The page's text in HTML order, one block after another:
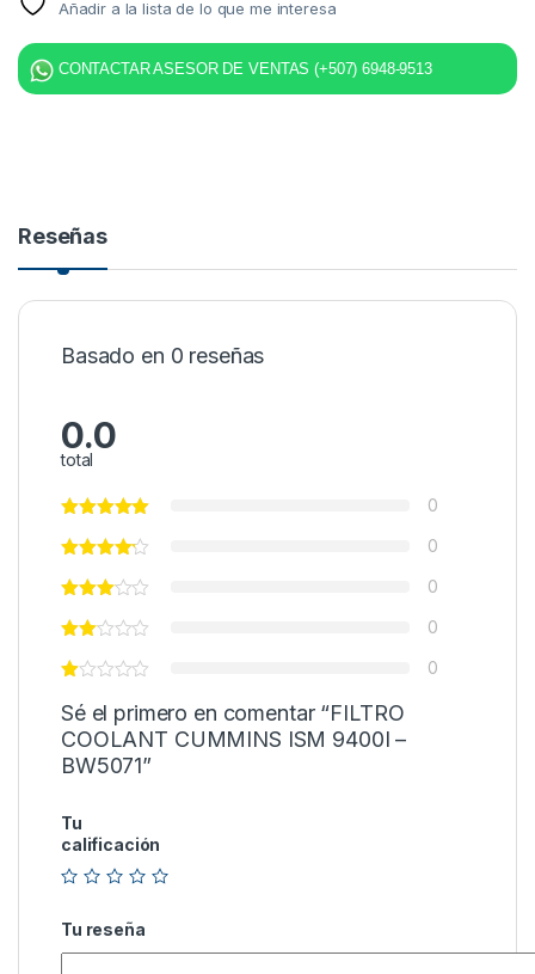
Añadir a la lista de lo que me interesa
CONTACTAR ASESOR DE VENTAS (+507) 6948-9513
Reseñas
Basado en 0 reseñas
0.0
total
0
0
0
0
0
Sé el primero en comentar “FILTRO
COOLANT CUMMINS ISM 9400I –
BW5071”
Tu
calificación
Tu reseña